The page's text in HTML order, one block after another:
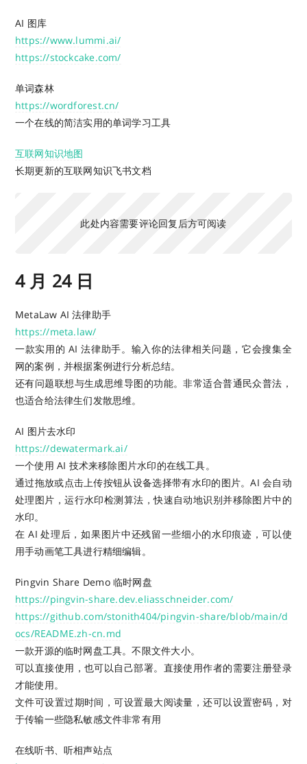
AI 图库
https://www.lummi.ai/
https://stockcake.com/
单词森林
https://wordforest.cn/
一个在线的简洁实用的单词学习工具
互联网知识地图
长期更新的互联网知识飞书文档
此处内容需要评论回复后方可阅读
4 月 24 日
MetaLaw AI 法律助手
https://meta.law/
一款实用的 AI 法律助手。输入你的法律相关问题，它会搜集全
网的案例，并根据案例进行分析总结。
还有问题联想与生成思维导图的功能。非常适合普通民众普法，
也适合给法律生们发散思维。
AI 图片去水印
https://dewatermark.ai/
一个使用 AI 技术来移除图片水印的在线工具。
通过拖放或点击上传按钮从设备选择带有水印的图片。AI 会自动
处理图片，运行水印检测算法，快速自动地识别并移除图片中的
水印。
在 AI 处理后，如果图片中还残留一些细小的水印痕迹，可以使
用手动画笔工具进行精细编辑。
Pingvin Share Demo 临时网盘
https://pingvin-share.dev.eliasschneider.com/
https://github.com/stonith404/pingvin-share/blob/main/d
ocs/README.zh-cn.md
一款开源的临时网盘工具。不限文件大小。
可以直接使用，也可以自己部署。直接使用作者的需要注册登录
才能使用。
文件可设置过期时间，可设置最大阅读量，还可以设置密码，对
于传输一些隐私敏感文件非常有用
在线听书、听相声站点